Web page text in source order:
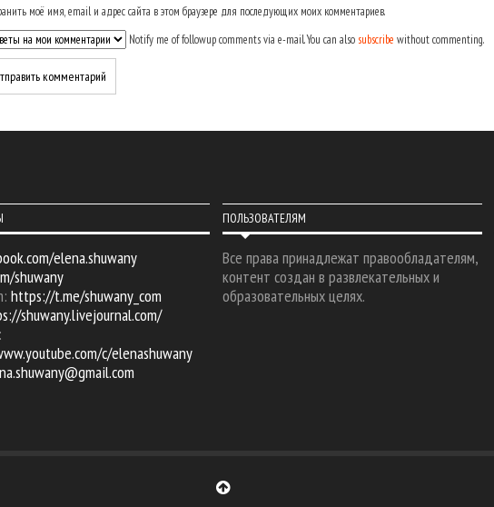
моё имя, email и адрес сайта в этом браузере для последующих моих комментариев.
Notify me of followup comments via e-mail. You can also subscribe without commenting.
elena.shuwany
shuwany
https://t.me/shuwany_com
shuwany.livejournal.com/
c/elenashuwany
ПОЛЬЗОВАТЕЛЯМ
Все права принадлежат правообладателям,
контент создан в развлекательных и
образовательных целях.